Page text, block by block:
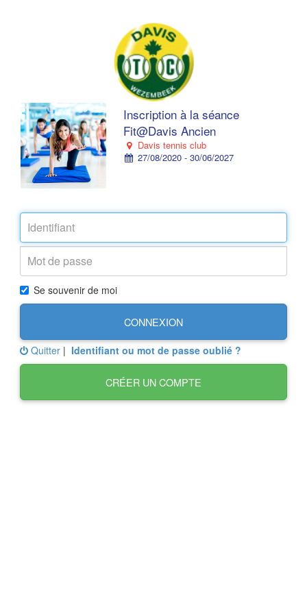
Inscription à la séance
Fit@Davis Ancien
Davis tennis club
27/08/2020 - 30/06/2027
Se souvenir de moi
CONNEXION
Quitter | Identifiant ou mot de passe oublié ?
CRÉER UN COMPTE